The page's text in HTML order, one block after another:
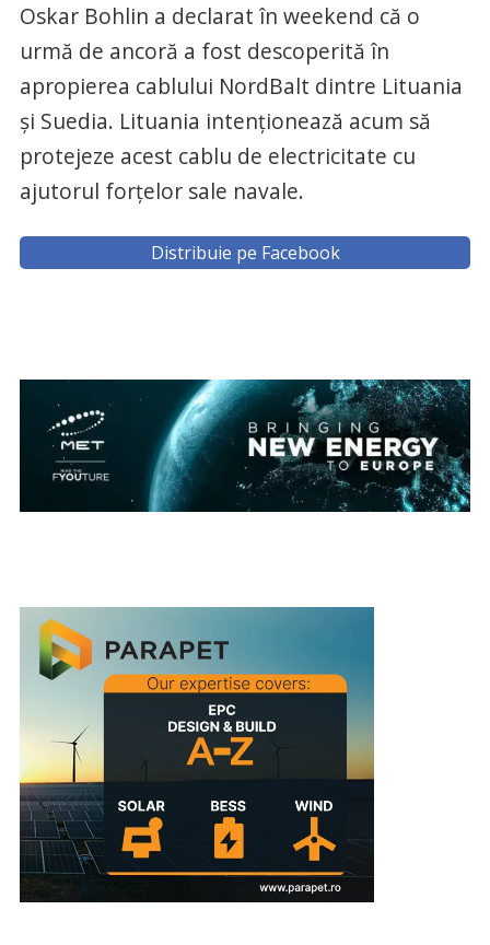
Oskar Bohlin a declarat în weekend că o
urmă de ancoră a fost descoperită în
apropierea cablului NordBalt dintre Lituania
şi Suedia. Lituania intenţionează acum să
protejeze acest cablu de electricitate cu
ajutorul forţelor sale navale.
Distribuie pe Facebook